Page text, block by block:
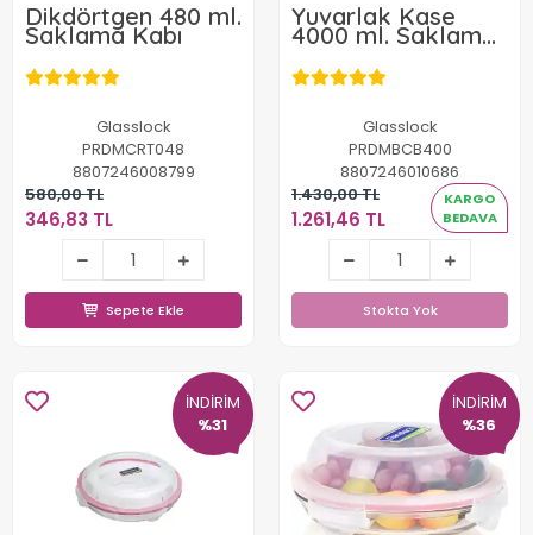
Dikdörtgen 480 ml.
Saklama Kabı
Glasslock
PRDMCRT048
8807246008799
580,00 TL
346,83 TL
346,83 TL
Sepete Ekle
Sepete Ekle
Yuvarlak Kase
4000 ml. Saklama
Kabı
Glasslock
PRDMBCB400
8807246010686
1.430,00 TL
1.261,46 TL
KARGO
BEDAVA
1.261,46 TL
Stokta Yok
Stokta Yok
İNDİRİM
%31
İNDİRİM
%36